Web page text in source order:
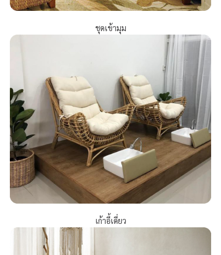
ชุดเข้ามุม
เก้าอี้เดี่ยว